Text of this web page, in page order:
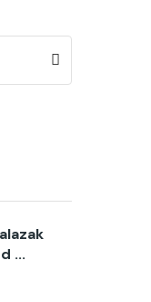
...